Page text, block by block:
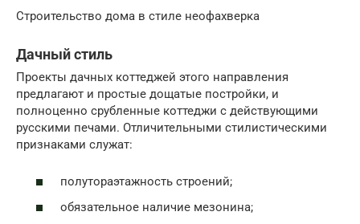
Строительство дома в стиле неофахверка
Дачный стиль
Проекты дачных коттеджей этого направления
предлагают и простые дощатые постройки, и
полноценно срубленные коттеджи с действующими
русскими печами. Отличительными стилистическими
признаками служат:
полутораэтажность строений;
обязательное наличие мезонина;